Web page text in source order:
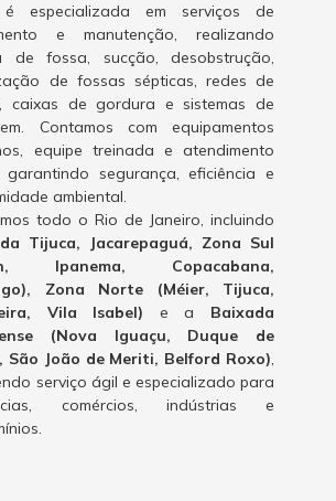
especializada em serviços de
e manutenção, realizando
de fossa, sucção, desobstrução,
de fossas sépticas, redes de
caixas de gordura e sistemas de
Contamos com equipamentos
equipe treinada e atendimento
garantindo segurança, eficiência e
ambiental.
todo o Rio de Janeiro, incluindo
Tijuca, Jacarepaguá, Zona Sul
Ipanema, Copacabana,
Zona Norte (Méier, Tijuca,
Vila Isabel) e a Baixada
(Nova Iguaçu, Duque de
São João de Meriti, Belford Roxo),
serviço ágil e especializado para
comércios, indústrias e